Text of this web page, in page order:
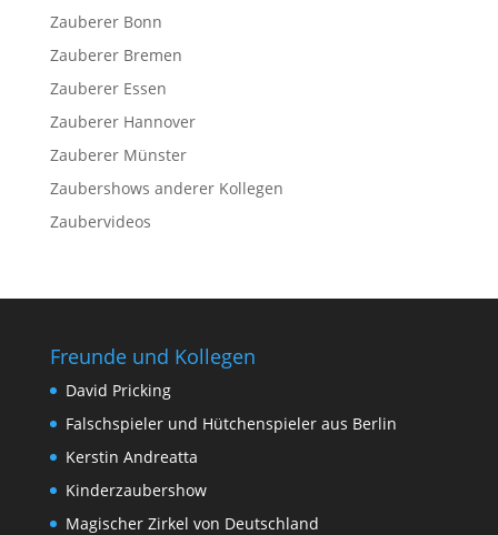
Zauberer Bonn
Zauberer Bremen
Zauberer Essen
Zauberer Hannover
Zauberer Münster
Zaubershows anderer Kollegen
Zaubervideos
Freunde und Kollegen
David Pricking
Falschspieler und Hütchenspieler aus Berlin
Kerstin Andreatta
Kinderzaubershow
Magischer Zirkel von Deutschland